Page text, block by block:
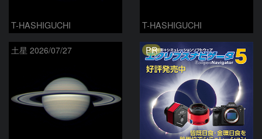
T-HASHIGUCHI T-HASHIGUCHI
土星 2026/07/27 PR